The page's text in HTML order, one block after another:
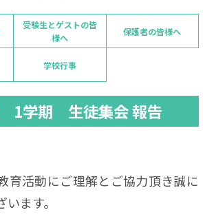
受験生とゲストの皆
様へ
保護者の皆様へ
学校行事
1学期 生徒集会 報告
育活動にご理解とご協力頂き誠に
ます。